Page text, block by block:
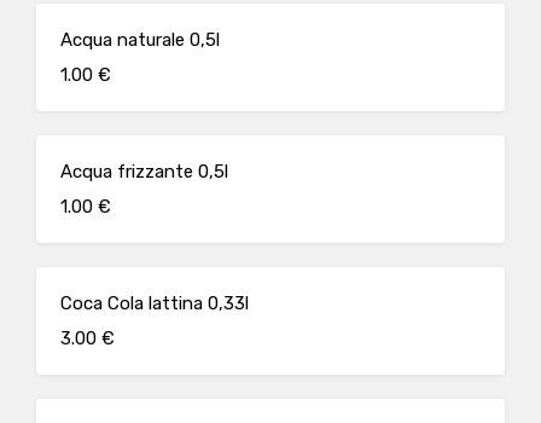
Acqua naturale 0,5l
1.00 €
Acqua frizzante 0,5l
1.00 €
Coca Cola lattina 0,33l
3.00 €